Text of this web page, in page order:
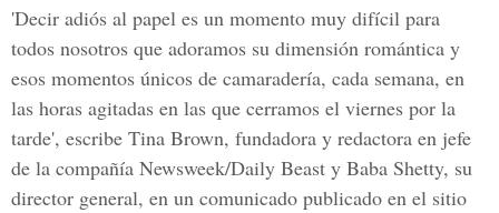
'Decir adiós al papel es un momento muy difícil para
todos nosotros que adoramos su dimensión romántica y
esos momentos únicos de camaradería, cada semana, en
las horas agitadas en las que cerramos el viernes por la
tarde', escribe Tina Brown, fundadora y redactora en jefe
de la compañía Newsweek/Daily Beast y Baba Shetty, su
director general, en un comunicado publicado en el sitio